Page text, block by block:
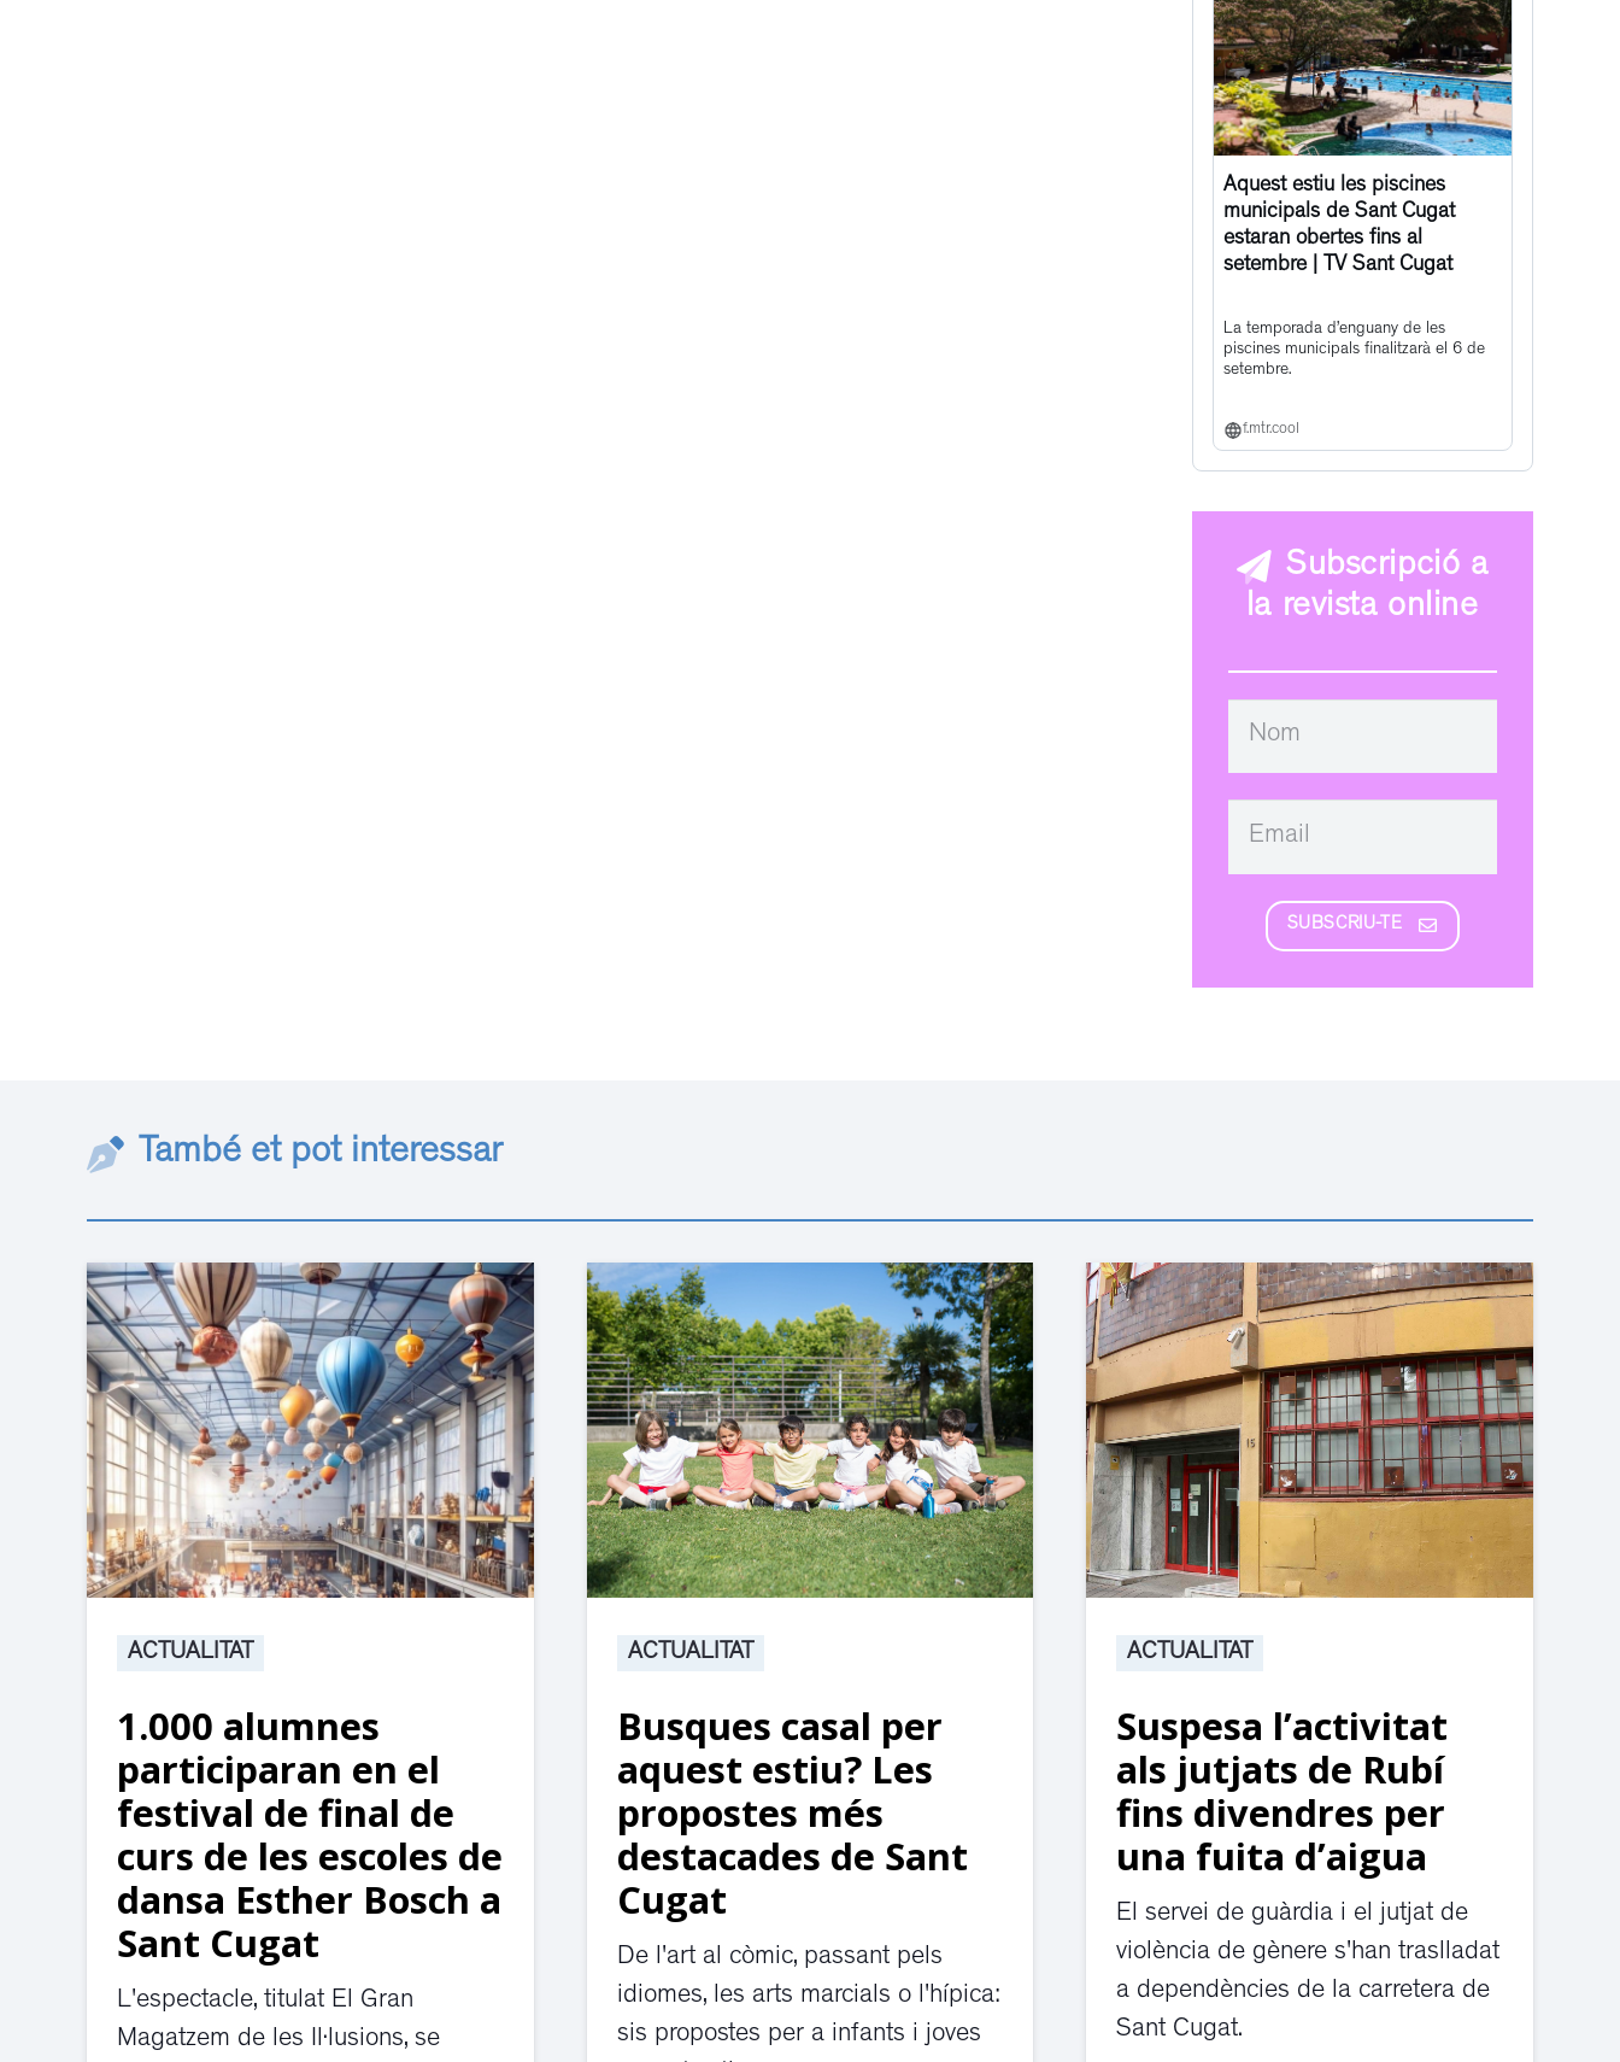
Aquest estiu les piscines
municipals de Sant Cugat
estaran obertes fins al
setembre | TV Sant Cugat
La temporada d’enguany de les
piscines municipals finalitzarà el 6 de
setembre.
f.mtr.cool
Subscripció a
la revista online
SUBSCRIU-TE
També et pot interessar
ACTUALITAT
1.000 alumnes
participaran en el
festival de final de
curs de les escoles de
dansa Esther Bosch a
Sant Cugat
L'espectacle, titulat El Gran
Magatzem de les Il·lusions, se
ACTUALITAT
Busques casal per
aquest estiu? Les
propostes més
destacades de Sant
Cugat
De l'art al còmic, passant pels
idiomes, les arts marcials o l'hípica:
sis propostes per a infants i joves
ACTUALITAT
Suspesa l’activitat
als jutjats de Rubí
fins divendres per
una fuita d’aigua
El servei de guàrdia i el jutjat de
violència de gènere s'han traslladat
a dependències de la carretera de
Sant Cugat.